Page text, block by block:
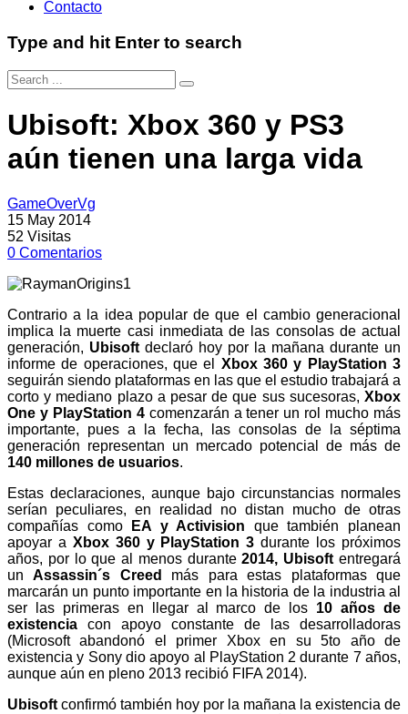
Contacto
Type and hit Enter to search
Ubisoft: Xbox 360 y PS3
aún tienen una larga vida
GameOverVg
15 May 2014
52 Visitas
0 Comentarios
Contrario a la idea popular de que el cambio generacional
implica la muerte casi inmediata de las consolas de actual
generación, Ubisoft declaró hoy por la mañana durante un
informe de operaciones, que el Xbox 360 y PlayStation 3
seguirán siendo plataformas en las que el estudio trabajará a
corto y mediano plazo a pesar de que sus sucesoras, Xbox
One y PlayStation 4comenzarán a tener un rol mucho más
importante, pues a la fecha, las consolas de la séptima
generación representan un mercado potencial de más de
140 millones de usuarios.
Estas declaraciones, aunque bajo circunstancias normales
serían peculiares, en realidad no distan mucho de otras
compañías como
EA y Activision que también planean
apoyar a Xbox 360 y PlayStation 3 durante los próximos
años, por lo que al menos durante2014, Ubisoft entregará
unAssassin´s Creed
más para estas plataformas que
marcarán un punto importante en la historia de la industria al
ser las primeras en llegar al marco de los 10 años de
existencia con apoyo constante de las desarrolladoras
(Microsoft abandonó el primer Xbox en su 5to año de
existencia y Sony dio apoyo al PlayStation 2 durante 7 años,
aunque aún en pleno 2013 recibió FIFA 2014).
Ubisoft confirmó también hoy por la mañana la existencia de